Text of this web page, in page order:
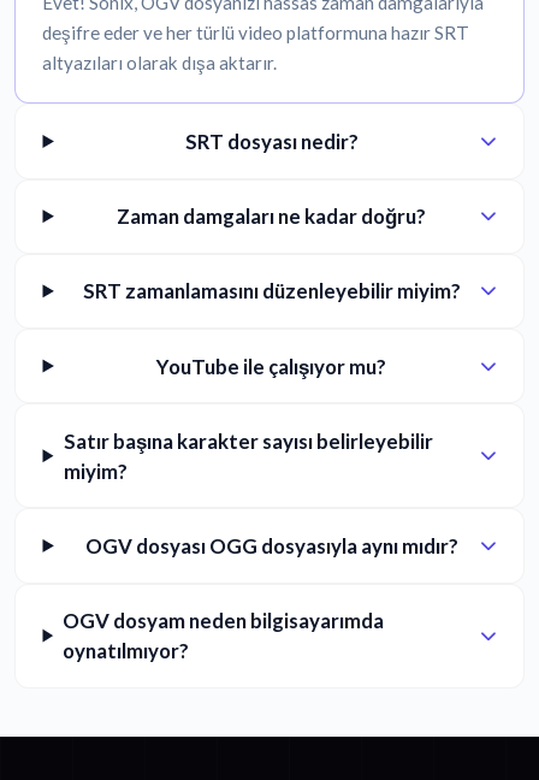
deşifre eder ve her türlü video platformuna hazır SRT
altyazıları olarak dışa aktarır.
SRT dosyası nedir?
Zaman damgaları ne kadar doğru?
SRT zamanlamasını düzenleyebilir miyim?
YouTube ile çalışıyor mu?
Satır başına karakter sayısı belirleyebilir
miyim?
OGV dosyası OGG dosyasıyla aynı mıdır?
OGV dosyam neden bilgisayarımda
oynatılmıyor?